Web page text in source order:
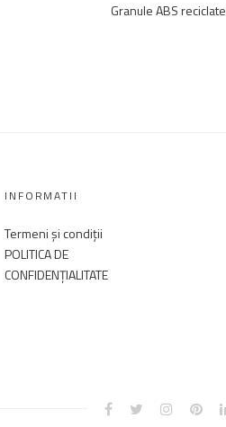
Granule ABS reciclate
INFORMATII
Termeni și condiții
POLITICA DE
CONFIDENȚIALITATE